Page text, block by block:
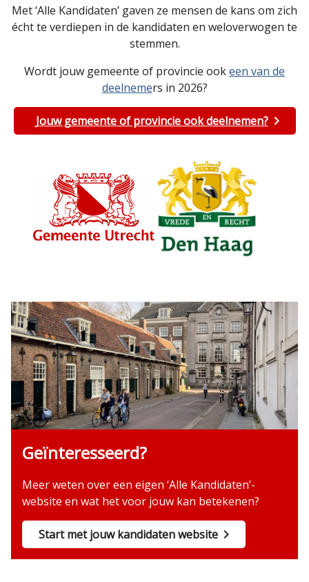
Met ‘Alle Kandidaten’ gaven ze mensen de kans om zich
écht te verdiepen in de kandidaten en weloverwogen te
stemmen.
Wordt jouw gemeente of provincie ookeen van de
deelnemers in 2026?
Jouw gemeente of provincie ook deelnemen?
Geïnteresseerd?
Meer weten over een eigen ‘Alle Kandidaten’-
website en wat het voor jouw kan betekenen?
Start met jouw kandidaten website